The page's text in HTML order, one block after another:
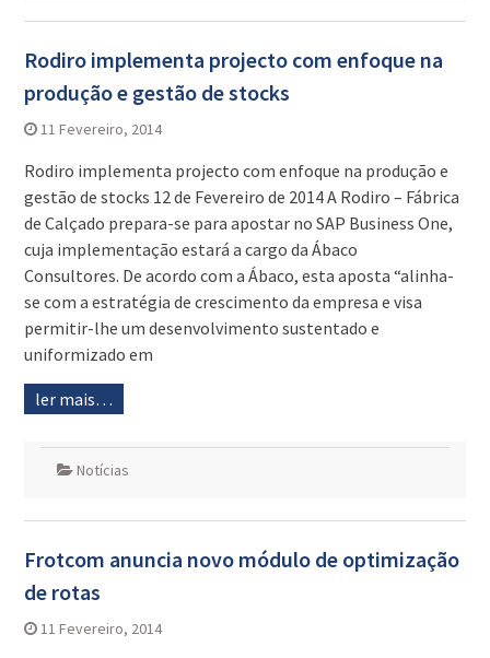
Rodiro implementa projecto com enfoque na
produção e gestão de stocks
11 Fevereiro, 2014
Rodiro implementa projecto com enfoque na produção e
gestão de stocks 12 de Fevereiro de 2014 A Rodiro – Fábrica
de Calçado prepara-se para apostar no SAP Business One,
cuja implementação estará a cargo da Ábaco
Consultores. De acordo com a Ábaco, esta aposta “alinha-
se com a estratégia de crescimento da empresa e visa
permitir-lhe um desenvolvimento sustentado e
uniformizado em
ler mais…
Notícias
Frotcom anuncia novo módulo de optimização
de rotas
11 Fevereiro, 2014